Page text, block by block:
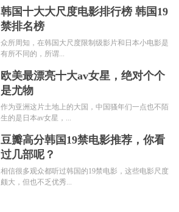
韩国十大大尺度电影排行榜 韩国19
禁排名榜
众所周知，在韩国大尺度限制级影片和日本小电影是
有所不同的，所谓...
欧美最漂亮十大av女星，绝对个个
是尤物
作为亚洲这片土地上的大国，中国骚年们一点也不陌
生的是日本av女星，...
豆瓣高分韩国19禁电影推荐，你看
过几部呢？
相信很多观众都听过韩国的19禁电影，这些电影尺度
颇大，但也不乏优秀...